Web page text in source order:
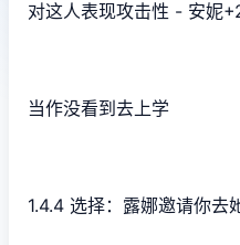
对这人表现攻击性 - 安妮
当作没看到去上学
1.4.4 选择：露娜邀请你去